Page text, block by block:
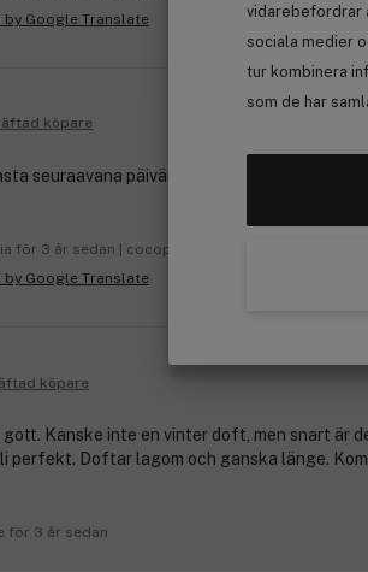
vidarebefordrar
sociala medier
tur kombinera
som de har
köpare
seuraavana päivänä tuoksui hyvältä
för 3 år sedan | cocopanda.fi
köpare
Kanske inte en vinter doft, men snart är
perfekt. Doftar lagom och ganska länge.
för 3 år sedan